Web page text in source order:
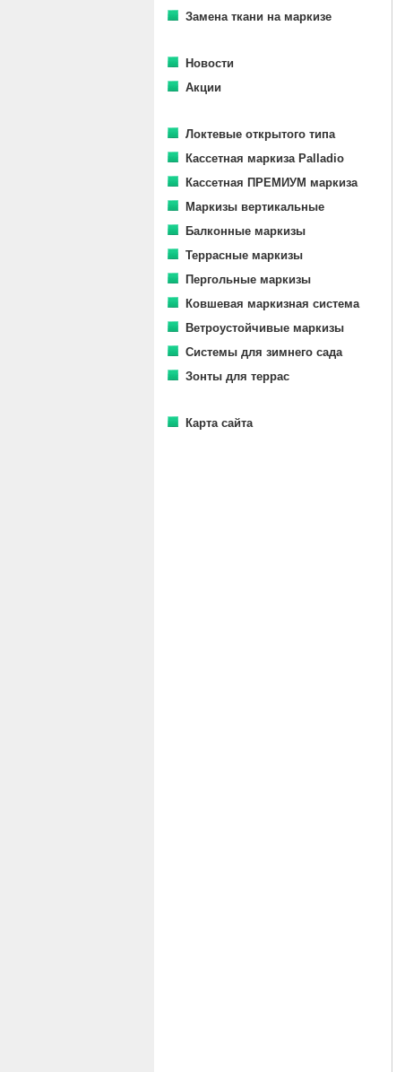
Замена ткани на маркизе
Новости
Акции
Локтевые открытого типа
Кассетная маркиза Palladio
Кассетная ПРЕМИУМ маркиза
Маркизы вертикальные
Балконные маркизы
Террасные маркизы
Пергольные маркизы
Ковшевая маркизная система
Ветроустойчивые маркизы
Системы для зимнего сада
Зонты для террас
Карта сайта